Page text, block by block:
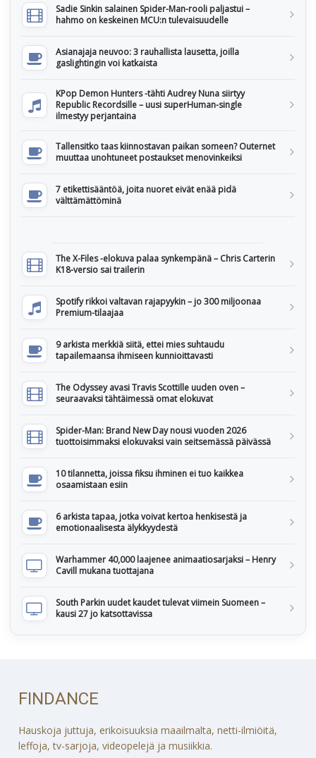
Sadie Sinkin salainen Spider-Man-rooli paljastui –
hahmo on keskeinen MCU:n tulevaisuudelle
Asianajaja neuvoo: 3 rauhallista lausetta, joilla
gaslightingin voi katkaista
KPop Demon Hunters -tähti Audrey Nuna siirtyy
Republic Recordsille – uusi superHuman-single
ilmestyy perjantaina
Tallensitko taas kiinnostavan paikan someen? Outernet
muuttaa unohtuneet postaukset menovinkeiksi
7 etikettisääntöä, joita nuoret eivät enää pidä
välttämättöminä
The X-Files -elokuva palaa synkempänä – Chris Carterin
K18-versio sai trailerin
Spotify rikkoi valtavan rajapyykin – jo 300 miljoonaa
Premium-tilaajaa
9 arkista merkkiä siitä, ettei mies suhtaudu
tapailemaansa ihmiseen kunnioittavasti
The Odyssey avasi Travis Scottille uuden oven –
seuraavaksi tähtäimessä omat elokuvat
Spider-Man: Brand New Day nousi vuoden 2026
tuottoisimmaksi elokuvaksi vain seitsemässä päivässä
10 tilannetta, joissa fiksu ihminen ei tuo kaikkea
osaamistaan esiin
6 arkista tapaa, jotka voivat kertoa henkisestä ja
emotionaalisesta älykkyydestä
Warhammer 40,000 laajenee animaatiosarjaksi – Henry
Cavill mukana tuottajana
South Parkin uudet kaudet tulevat viimein Suomeen –
kausi 27 jo katsottavissa
FINDANCE
Hauskoja juttuja, erikoisuuksia maailmalta, netti-ilmiöitä,
leffoja, tv-sarjoja, videopelejä ja musiikkia.